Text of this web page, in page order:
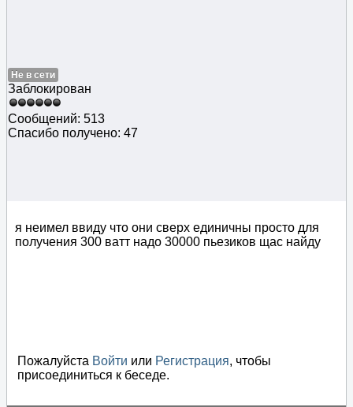
Не в сети
Заблокирован
Сообщений: 513
Спасибо получено: 47
я неимел ввиду что они сверх единичны просто для
получения 300 ватт надо 30000 пьезиков щас найду
Пожалуйста Войти или Регистрация, чтобы
присоединиться к беседе.